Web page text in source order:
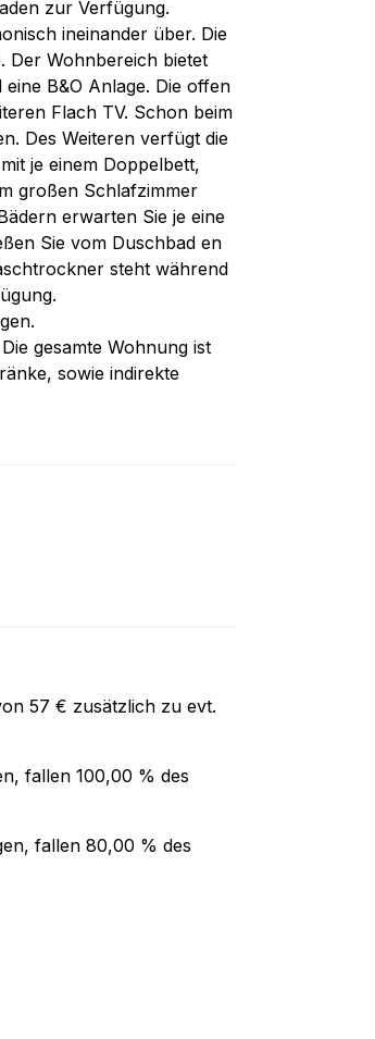
zur Verfügung.
ineinander über. Die
Der Wohnbereich bietet
B&O Anlage. Die offen
Flach TV. Schon beim
Des Weiteren verfügt die
je einem Doppelbett,
großen Schlafzimmer
erwarten Sie je eine
Sie vom Duschbad en
steht während
gesamte Wohnung ist
sowie indirekte
57 € zusätzlich zu evt.
fallen 100,00 % des
fallen 80,00 % des